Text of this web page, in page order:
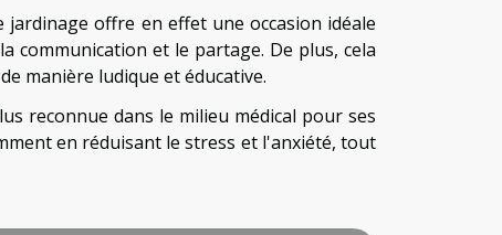
offre en effet une occasion idéale
communication et le partage. De plus, cela
manière ludique et éducative.
reconnue dans le milieu médical pour ses
en réduisant le stress et l'anxiété, tout